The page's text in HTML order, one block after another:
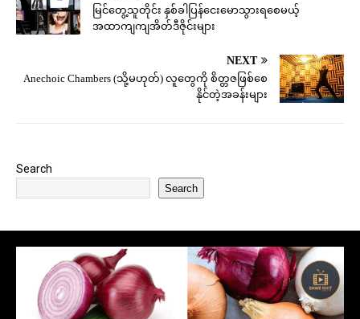
မြင်တွေ့သူတိုင်း နှစ်ခါပြန်ငေးမောသွားရစေမယ့်
အထာကျကျအိတ်ဒီဇိုင်းများ
NEXT
Anechoic Chambers (သို့မဟုတ်) လူတွေကို စိတ္တဇဖြစ်စေ
နိုင်တဲ့အခန်းများ
Search
Search